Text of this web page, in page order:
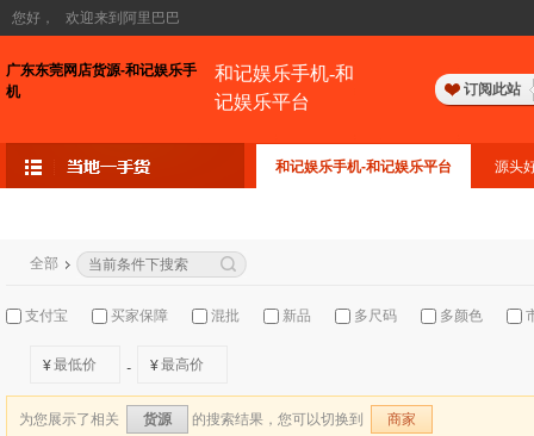
您好， 欢迎来到阿里巴巴
广东东莞网店货源-和记娱乐手
机
和记娱乐手机-和
记娱乐平台
订阅此站
和记娱乐手机-和记娱乐平台 源头
全部
支付宝 买家保障 混批 新品 多尺码 多颜色
¥ - ¥
为您展示了相关 货源 的搜索结果，您可以切换到 商家